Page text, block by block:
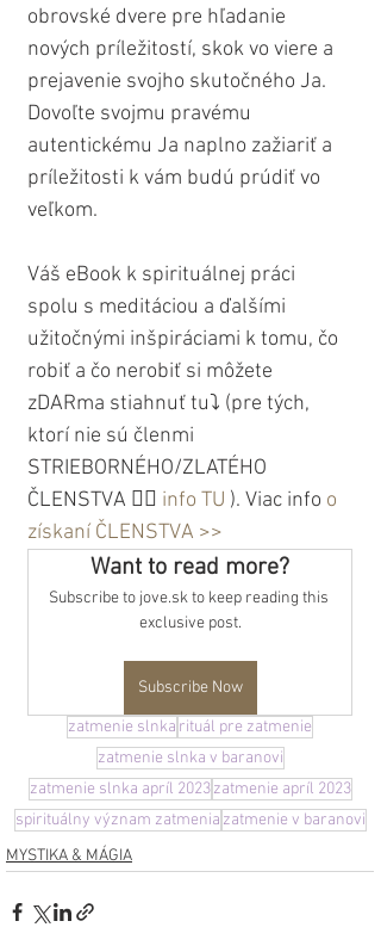
obrovské dvere pre hľadanie
nových príležitostí, skok vo viere a
prejavenie svojho skutočného Ja.
Dovoľte svojmu pravému
autentickému Ja naplno zažiariť a
príležitosti k vám budú prúdiť vo
veľkom.
Váš eBook k spirituálnej práci
spolu s meditáciou a ďalšími
užitočnými inšpiráciami k tomu, čo
robiť a čo nerobiť si môžete
zDARma stiahnuť tu⤵️ (pre tých,
ktorí nie sú členmi
STRIEBORNÉHO/ZLATÉHO
ČLENSTVA 👉🏼 info TU ). Viac info o
získaní ČLENSTVA >>
Want to read more?
Subscribe to jove.sk to keep reading this
exclusive post.
Subscribe Now
zatmenie slnka rituál pre zatmenie
zatmenie slnka v baranovi
zatmenie slnka apríl 2023 zatmenie apríl 2023
spirituálny význam zatmenia zatmenie v baranovi
MYSTIKA & MÁGIA